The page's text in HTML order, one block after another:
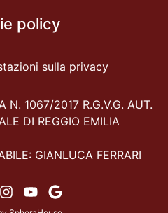
policy
sulla privacy
N. 1067/2017 R.G.V.G. AUT.
DI REGGIO EMILIA
GIANLUCA FERRARI